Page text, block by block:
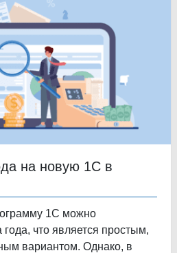
на новую 1С в
1С можно
что является простым,
вариантом. Однако, в